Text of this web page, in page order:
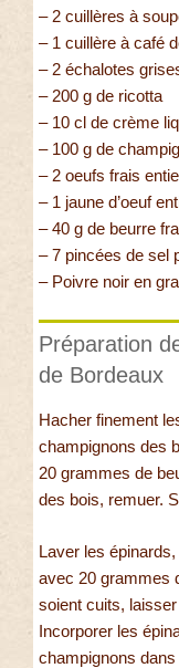
– 2 cuillères à
– 1 cuillère à café
– 2 échalotes
– 200 g de ricotta
– 10 cl de crème
– 100 g de
– 2 oeufs frais
– 1 jaune d’oeuf
– 40 g de beurre
– 7 pincées de sel
– Poivre noir en
Préparation
de Bordeaux
Hacher finement
champignons des
20 grammes de
des bois, remuer.
Laver les
avec 20 grammes
soient cuits,
Incorporer les
champignons